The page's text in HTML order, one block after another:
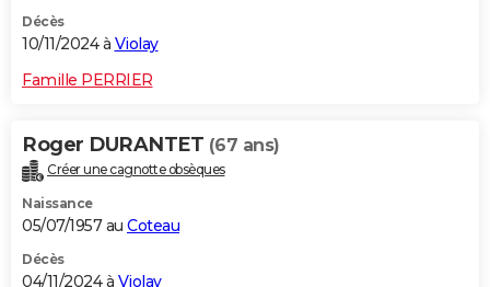
Décès
10/11/2024 à Violay
Famille PERRIER
Roger DURANTET (67 ans)
Créer une cagnotte obsèques
Naissance
05/07/1957 au Coteau
Décès
04/11/2024 à Violay